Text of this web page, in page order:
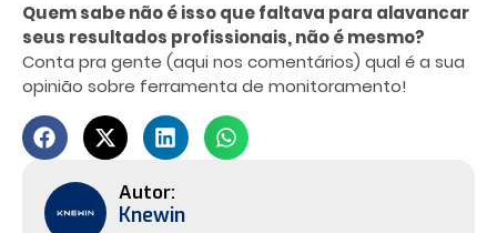
Quem sabe não é isso que faltava para alavancar
seus resultados profissionais, não é mesmo?
Conta pra gente (aqui nos comentários) qual é a sua
opinião sobre ferramenta de monitoramento!
Knewin